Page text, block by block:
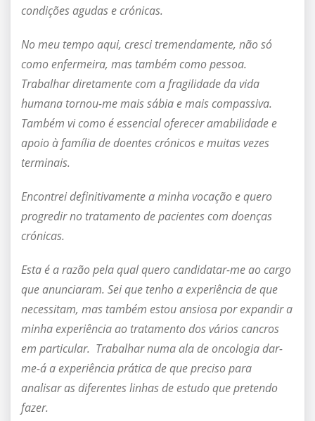
condições agudas e crónicas.
No meu tempo aqui, cresci tremendamente, não só
como enfermeira, mas também como pessoa.
Trabalhar diretamente com a fragilidade da vida
humana tornou-me mais sábia e mais compassiva.
Também vi como é essencial oferecer amabilidade e
apoio à família de doentes crónicos e muitas vezes
terminais.
Encontrei definitivamente a minha vocação e quero
progredir no tratamento de pacientes com doenças
crónicas.
Esta é a razão pela qual quero candidatar-me ao cargo
que anunciaram. Sei que tenho a experiência de que
necessitam, mas também estou ansiosa por expandir a
minha experiência ao tratamento dos vários cancros
em particular. Trabalhar numa ala de oncologia dar-
me-á a experiência prática de que preciso para
analisar as diferentes linhas de estudo que pretendo
fazer.